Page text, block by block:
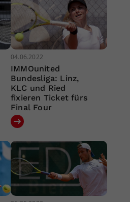
04.06.2022
IMMOunited
Bundesliga: Linz,
KLC und Ried
fixieren Ticket fürs
Final Four